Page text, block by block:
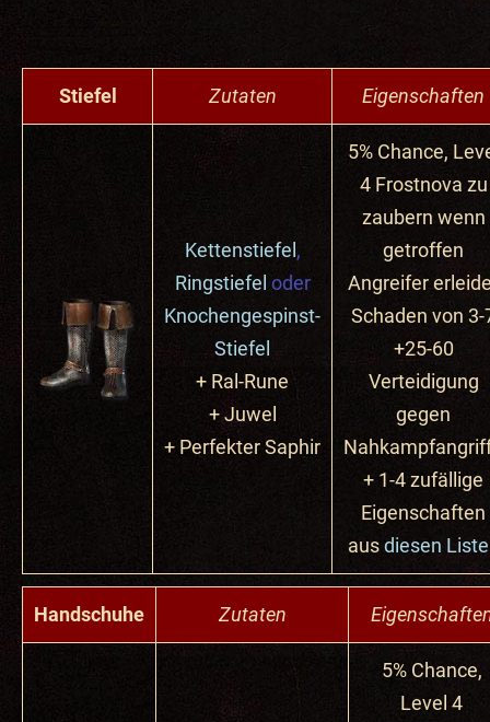
Stiefel Zutaten Eigenschaften
Kettenstiefel ,
Ringstiefel oder
Knochengespinst-
Stiefel
+ Ral-Rune
+ Juwel
+ PerfekterSaphir
5% Chance,
4 Frostnova zu
zaubern wenn
getroffen
Angreifer
Schaden von 3-
+25-60
Verteidigung
gegen
+ 1-4 zufällige
Eigenschaften
ausdiesen
Handschuhe Zutaten
5% Chance,
Level 4